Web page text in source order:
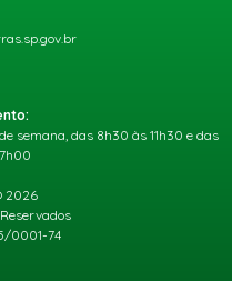
semana, das 8h30 às 11h30 e das
2026
0001-74